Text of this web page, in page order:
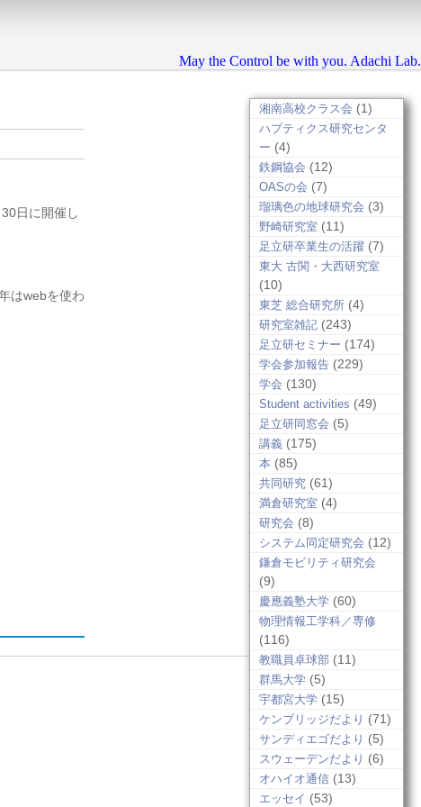
May the Control be with you. Adachi Lab.
日に開催し
はwebを使わ
湘南高校クラス会 (1)
ハプティクス研究センタ
ー (4)
鉄鋼協会 (12)
OASの会 (7)
瑠璃色の地球研究会 (3)
野崎研究室 (11)
足立研卒業生の活躍 (7)
東大 古関・大西研究室
(10)
東芝 総合研究所 (4)
研究室雑記 (243)
足立研セミナー (174)
学会参加報告 (229)
学会 (130)
Student activities (49)
足立研同窓会 (5)
講義 (175)
本 (85)
共同研究 (61)
満倉研究室 (4)
研究会 (8)
システム同定研究会 (12)
鎌倉モビリティ研究会
(9)
慶應義塾大学 (60)
物理情報工学科／専修
(116)
教職員卓球部 (11)
群馬大学 (5)
宇都宮大学 (15)
ケンブリッジだより (71)
サンディエゴだより (5)
スウェーデンだより (6)
オハイオ通信 (13)
エッセイ (53)